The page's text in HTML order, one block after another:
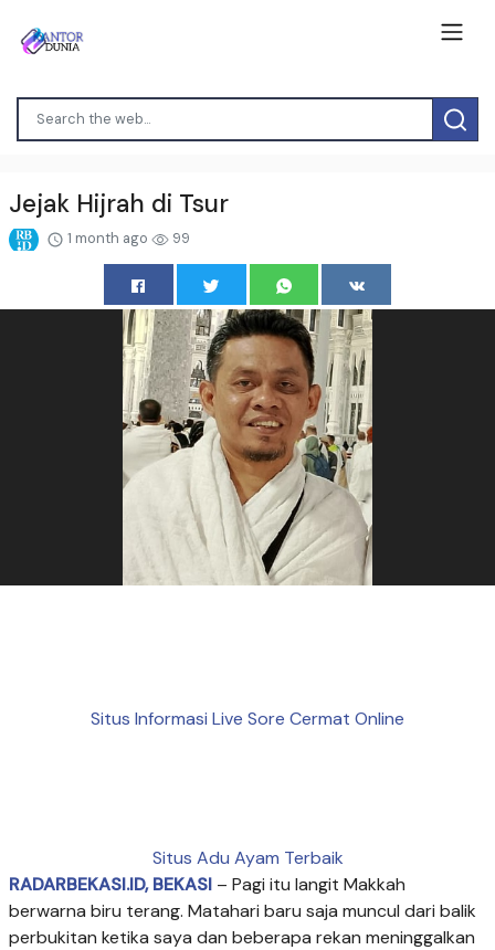
Jejak Hijrah di Tsur
1 month ago 99
Situs Informasi Live Sore Cermat Online
Situs Adu Ayam Terbaik
RADARBEKASI.ID, BEKASI – Pagi itu langit Makkah
berwarna biru terang. Matahari baru saja muncul dari balik
perbukitan ketika saya dan beberapa rekan meninggalkan